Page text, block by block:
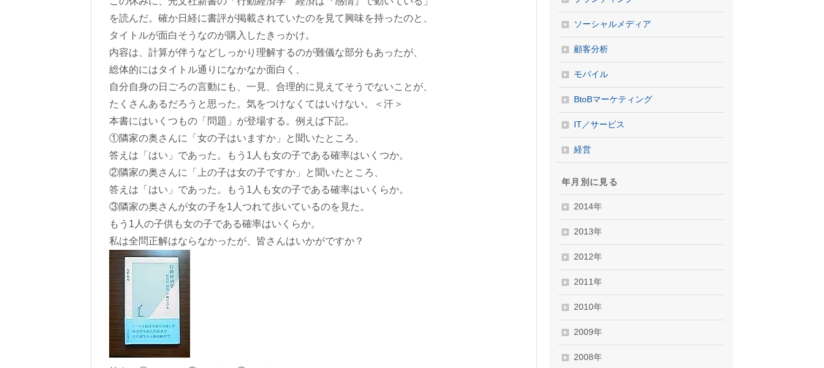
を読んだ。確か日経に書評が掲載されていたのを見て興味を持ったのと、
タイトルが面白そうなのが購入したきっかけ。
内容は、計算が伴うなどしっかり理解するのが難儀な部分もあったが、
総体的にはタイトル通りになかなか面白く、
自分自身の日ごろの言動にも、一見、合理的に見えてそうでないことが、
たくさんあるだろうと思った。気をつけなくてはいけない。＜汗＞
本書にはいくつもの「問題」が登場する。例えば下記。
①隣家の奥さんに「女の子はいますか」と聞いたところ、
答えは「はい」であった。もう1人も女の子である確率はいくつか。
②隣家の奥さんに「上の子は女の子ですか」と聞いたところ、
答えは「はい」であった。もう1人も女の子である確率はいくらか。
③隣家の奥さんが女の子を1人つれて歩いているのを見た。
もう1人の子供も女の子である確率はいくらか。
私は全問正解はならなかったが、皆さんはいかがですか？
ソーシャルメディア
顧客分析
モバイル
BtoBマーケティング
IT／サービス
経営
年月別に見る
2014年
2013年
2012年
2011年
2010年
2009年
2008年